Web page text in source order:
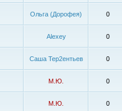
Ольга (Дорофея) 0
Alexey 0
Саша Тер2ентьев 0
М.Ю. 0
М.Ю. 0